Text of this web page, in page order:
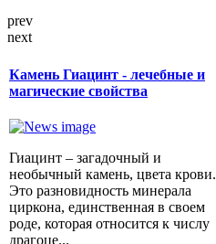
prev
next
Камень Гиацинт - лечебные и
магические свойства
Гиацинт – загадочный и
необычный камень, цвета крови.
Это разновидность минерала
циркона, единственная в своем
роде, которая относится к числу
драгоце...